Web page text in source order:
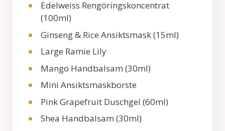
Edelweiss Rengöringskoncentrat
(100ml)
Ginseng & Rice Ansiktsmask (15ml)
Large Ramie Lily
Mango Handbalsam (30ml)
Mini Ansiktsmaskborste
Pink Grapefruit Duschgel (60ml)
Shea Handbalsam (30ml)